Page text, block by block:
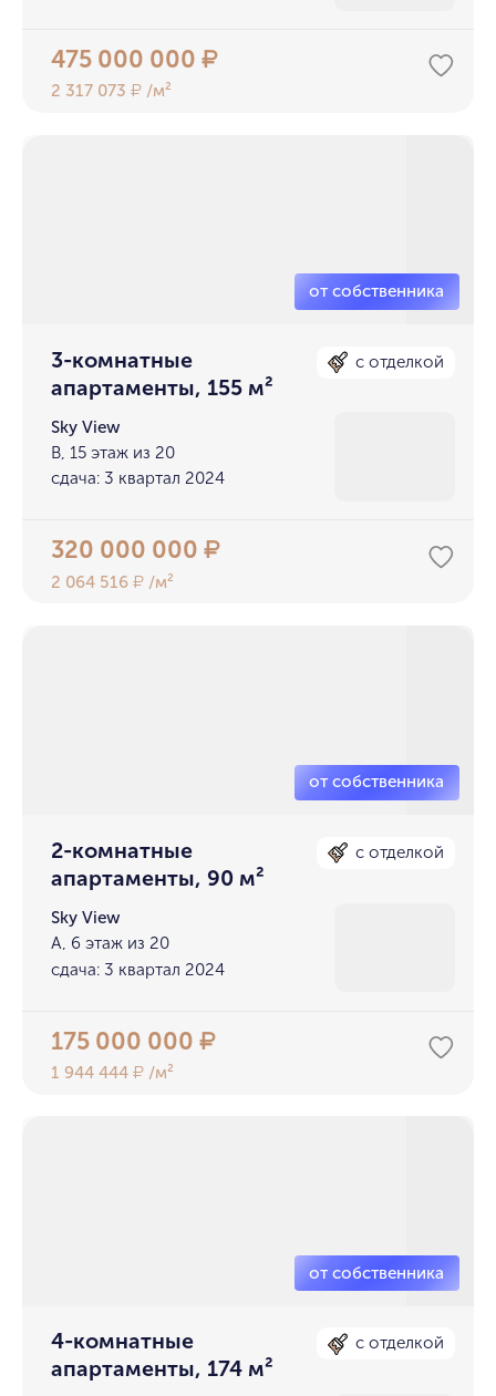
475 000 000₽
2 317 073₽ /м²
3-комнатные
апартаменты, 155 м²
с отделкой
Sky View
В, 15 этаж из 20
сдача: 3 квартал 2024
320 000 000₽
2 064 516₽ /м²
2-комнатные
апартаменты, 90 м²
с отделкой
Sky View
А, 6 этаж из 20
сдача: 3 квартал 2024
175 000 000₽
1 944 444₽ /м²
4-комнатные
апартаменты, 174 м²
с отделкой